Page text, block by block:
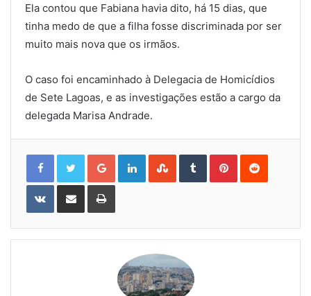
Ela contou que Fabiana havia dito, há 15 dias, que
tinha medo de que a filha fosse discriminada por ser
muito mais nova que os irmãos.
O caso foi encaminhado à Delegacia de Homicídios
de Sete Lagoas, e as investigações estão a cargo da
delegada Marisa Andrade.
Google+LinkedInStumbleUpon
TumblrPinterestReddit
VKontakteShare
Email
Print